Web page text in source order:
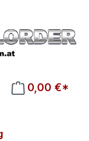
0 Produkte auf
0,00 €*